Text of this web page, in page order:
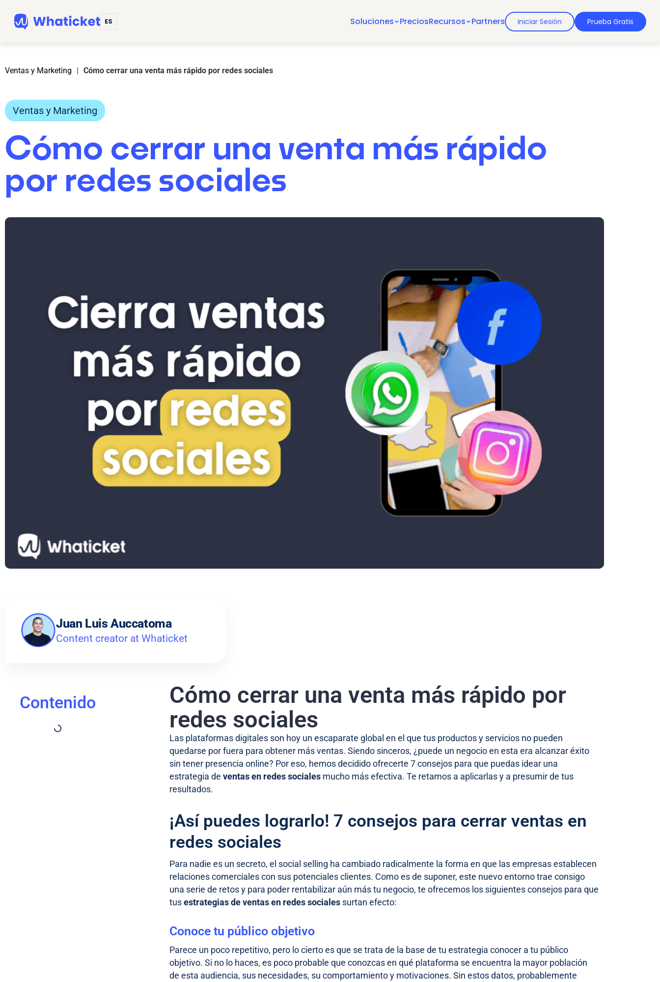
ES Soluciones PreciosRecursos Partners Iniciar Sesión Prueba Gratis
Ventas y Marketing | Cómo cerrar una venta más rápido por redes sociales
Ventas y Marketing
Cómo cerrar una venta más rápido
por redes sociales
Juan Luis Auccatoma
Content creator at Whaticket
Contenido
Cómo cerrar una venta más rápido por
redes sociales
Las plataformas digitales son hoy un escaparate global en el que tus productos y servicios no pueden
quedarse por fuera para obtener más ventas. Siendo sinceros, ¿puede un negocio en esta era alcanzar éxito
sin tener presencia online? Por eso, hemos decidido ofrecerte 7 consejos para que puedas idear una
estrategia de ventas en redes sociales mucho más efectiva. Te retamos a aplicarlas y a presumir de tus
resultados.
¡Así puedes lograrlo! 7 consejos para cerrar ventas en
redes sociales
Para nadie es un secreto, el social selling ha cambiado radicalmente la forma en que las empresas establecen
relaciones comerciales con sus potenciales clientes. Como es de suponer, este nuevo entorno trae consigo
una serie de retos y para poder rentabilizar aún más tu negocio, te ofrecemos los siguientes consejos para que
tusestrategias de ventas en redes sociales surtan efecto:
Conoce tu público objetivo
Parece un poco repetitivo, pero lo cierto es que se trata de la base de tu estrategia conocer a tu público
objetivo. Si no lo haces, es poco probable que conozcas en qué plataforma se encuentra la mayor población
de esta audiencia, sus necesidades, su comportamiento y motivaciones. Sin estos datos, probablemente